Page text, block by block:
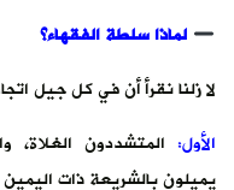
لماذا سلطة الفقهاء؟
لا زلنا نقرأ أن في كل جيل
الأول: المتشددون الغلاة،
يميلون بالشريعة ذات